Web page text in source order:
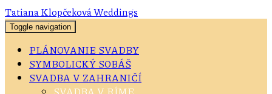
Tatiana Klopčeková Weddings
Toggle navigation
PLÁNOVANIE SVADBY
SYMBOLICKÝ SOBÁŠ
SVADBA V ZAHRANIČÍ